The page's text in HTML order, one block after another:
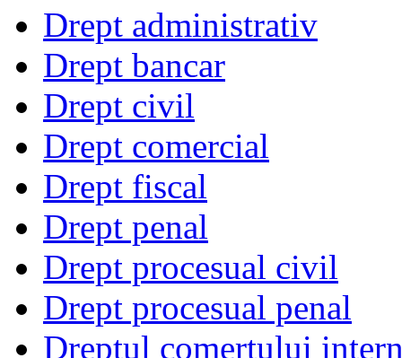
Drept administrativ
Drept bancar
Drept civil
Drept comercial
Drept fiscal
Drept penal
Drept procesual civil
Drept procesual penal
Dreptul comertului